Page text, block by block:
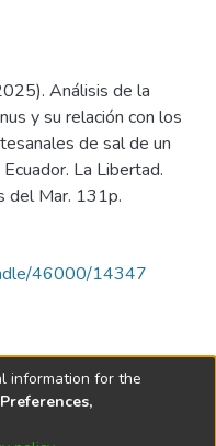
Análisis de la
y su relación con los
de sal de un
La Libertad.
del Mar. 131p.
46000/14347
information for the